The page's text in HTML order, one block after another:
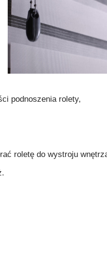
podnoszenia rolety,
roletę do wystroju